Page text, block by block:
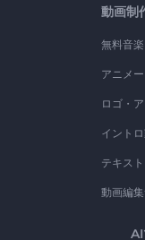
動画制
無料音
アニメ
ロゴ・
イント
テキス
動画編集